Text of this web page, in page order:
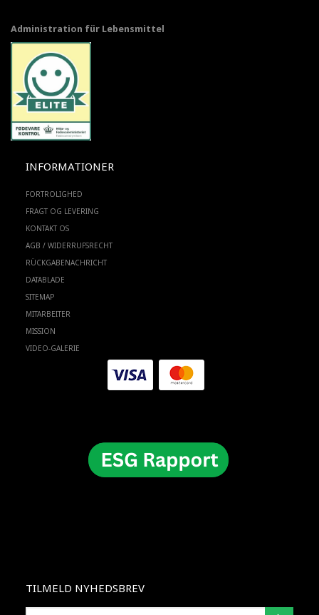
Administration für Lebensmittel
INFORMATIONER
FORTROLIGHED
FRAGT OG LEVERING
KONTAKT OS
AGB / WIDERRUFSRECHT
RÜCKGABENACHRICHT
DATABLADE
SITEMAP
MITARBEITER
MISSION
VIDEO-GALERIE
TILMELD NYHEDSBREV